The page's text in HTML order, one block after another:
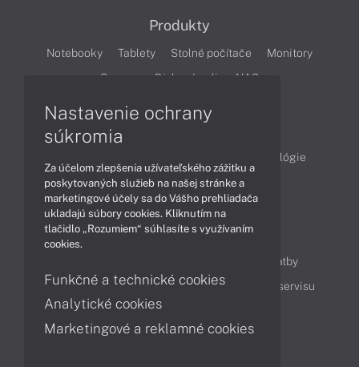
Produkty
Notebooky Tablety Stolné počítače
Monitory
Servery
Diskové polia a NAS
Technológie
Videá
Obsah
Možnosti doručenia a platby
Podpora a servis
Servisné služby Cenník servisu
Kontakty
Nastavenie ochrany
súkromia
Za účelom zlepšenia užívateľského zážitku a
poskytovaných služieb na našej stránke a
marketingové účely sa do Vášho prehliadača
ukladajú súbory cookies. Kliknutím na
tlačidlo „Rozumiem“ súhlasíte s využívaním
cookies.
Funkčné a technické cookies
Analytické cookies
Marketingové a reklamné cookies